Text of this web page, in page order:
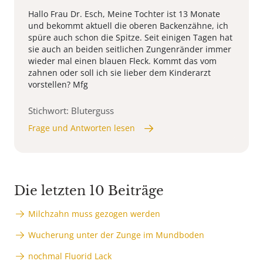
Hallo Frau Dr. Esch, Meine Tochter ist 13 Monate
und bekommt aktuell die oberen Backenzähne, ich
spüre auch schon die Spitze. Seit einigen Tagen hat
sie auch an beiden seitlichen Zungenränder immer
wieder mal einen blauen Fleck. Kommt das vom
zahnen oder soll ich sie lieber dem Kinderarzt
vorstellen? Mfg
Stichwort: Bluterguss
Frage und Antworten lesen
Die letzten 10 Beiträge
Milchzahn muss gezogen werden
Wucherung unter der Zunge im Mundboden
nochmal Fluorid Lack